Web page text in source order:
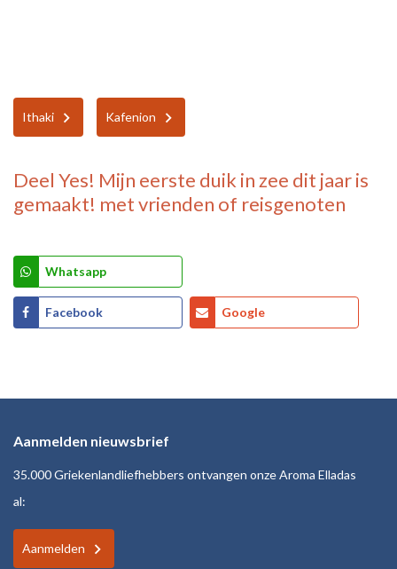
Ithaki Kafenion
Deel Yes! Mijn eerste duik in zee dit jaar is
gemaakt! met vrienden of reisgenoten
Whatsapp
Facebook Google
Aanmelden nieuwsbrief
35.000 Griekenlandliefhebbers ontvangen onze Aroma Elladas
al:
Aanmelden